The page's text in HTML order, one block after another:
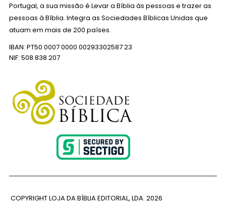
Portugal, a sua missão é Levar a Bíblia às pessoas e trazer as
pessoas à Bíblia. Integra as Sociedades Bíblicas Unidas que
atuam em mais de 200 países.
IBAN: PT50 0007 0000 00293302587 23
NIF: 508 838 207
COPYRIGHT LOJA DA BÍBLIA EDITORIAL, LDA. 2026